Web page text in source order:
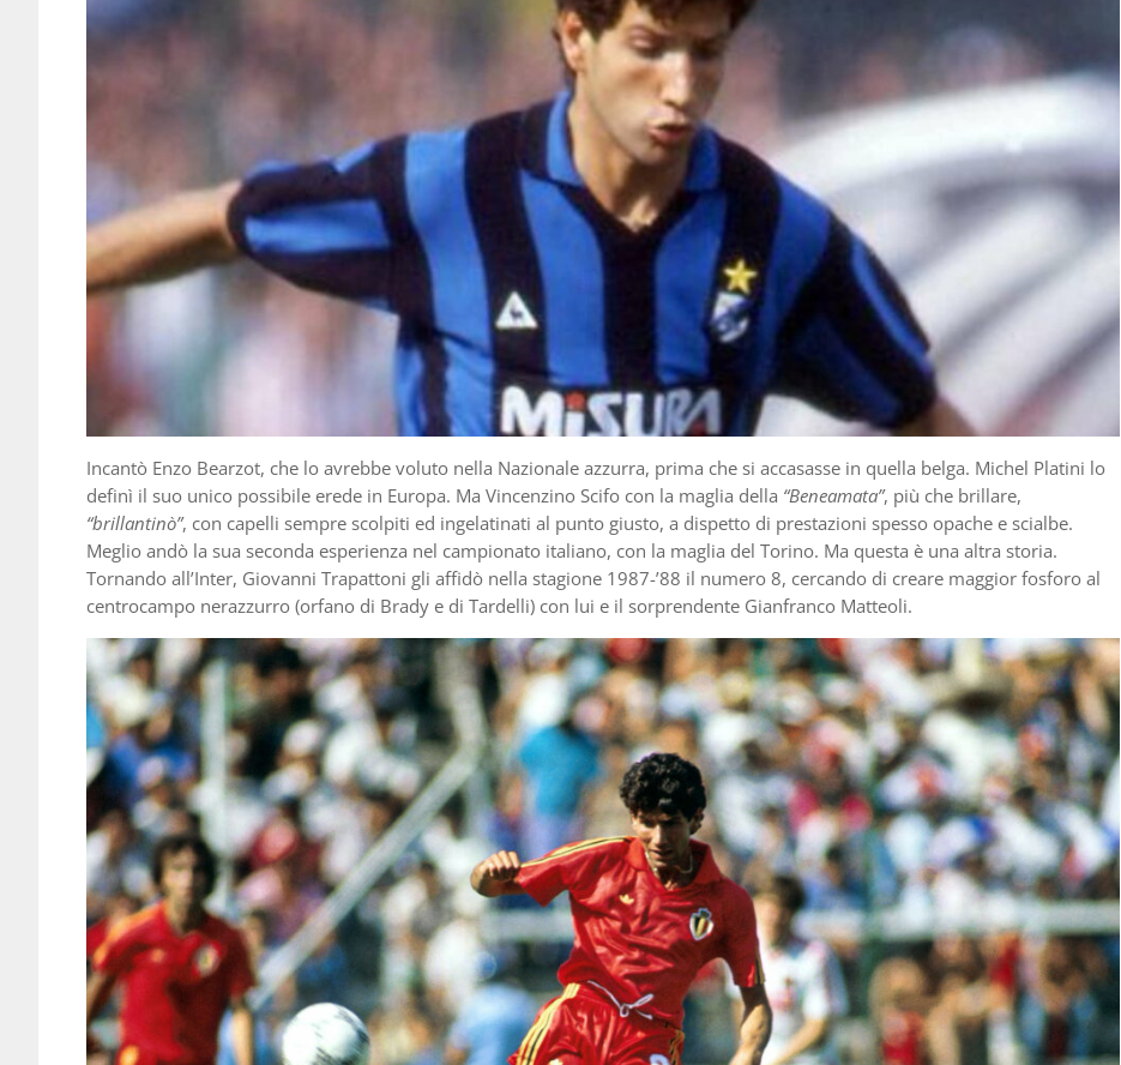
Incantò Enzo Bearzot, che lo avrebbe voluto nella Nazionale azzurra, prima che si accasasse in quella belga. Michel Platini lo
definì il suo unico possibile erede in Europa. Ma Vincenzino Scifo con la maglia della “Beneamata”, più che brillare,
“brillantinò”, con capelli sempre scolpiti ed ingelatinati al punto giusto, a dispetto di prestazioni spesso opache e scialbe.
Meglio andò la sua seconda esperienza nel campionato italiano, con la maglia del Torino. Ma questa è una altra storia.
Tornando all’Inter, Giovanni Trapattoni gli affidò nella stagione 1987-’88 il numero 8, cercando di creare maggior fosforo al
centrocampo nerazzurro (orfano di Brady e di Tardelli) con lui e il sorprendente Gianfranco Matteoli.